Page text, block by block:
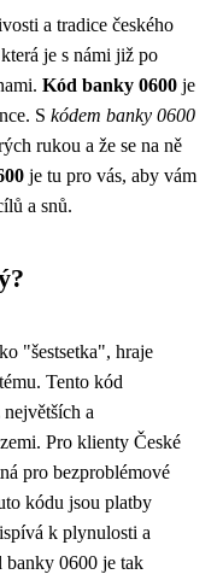
a tradice českého
je s námi již po
Kód banky 0600 je
S kódem banky 0600
rukou a že se na ně
je tu pro vás, aby vám
a snů.
"šestsetka", hraje
Tento kód
a
Pro klienty České
pro bezproblémové
kódu jsou platby
k plynulosti a
banky 0600 je tak